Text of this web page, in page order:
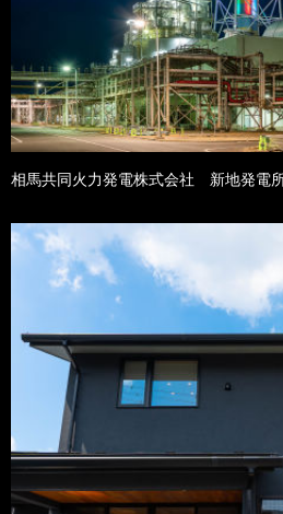
相馬共同火力発電株式会社 新地発電